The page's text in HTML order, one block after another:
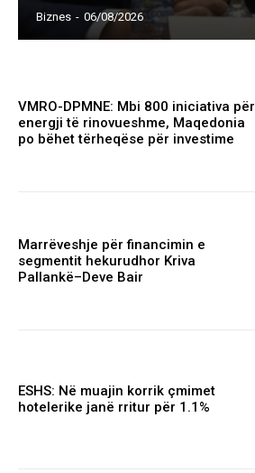
Biznes - 06/08/2026
VMRO-DPMNE: Mbi 800 iniciativa për
energji të rinovueshme, Maqedonia
po bëhet tërheqëse për investime
Marrëveshje për financimin e
segmentit hekurudhor Kriva
Pallankë–Deve Bair
ESHS: Në muajin korrik çmimet
hotelerike janë rritur për 1.1%